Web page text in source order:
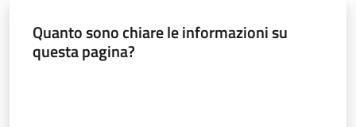
Piani
Quanto sono chiare le informazioni su
questa pagina?